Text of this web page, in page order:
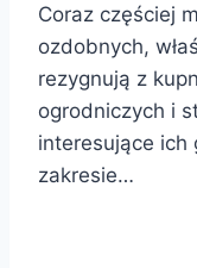
Coraz częściej
ozdobnych,
rezygnują z
ogrodniczych i
interesujące ich
zakresie…